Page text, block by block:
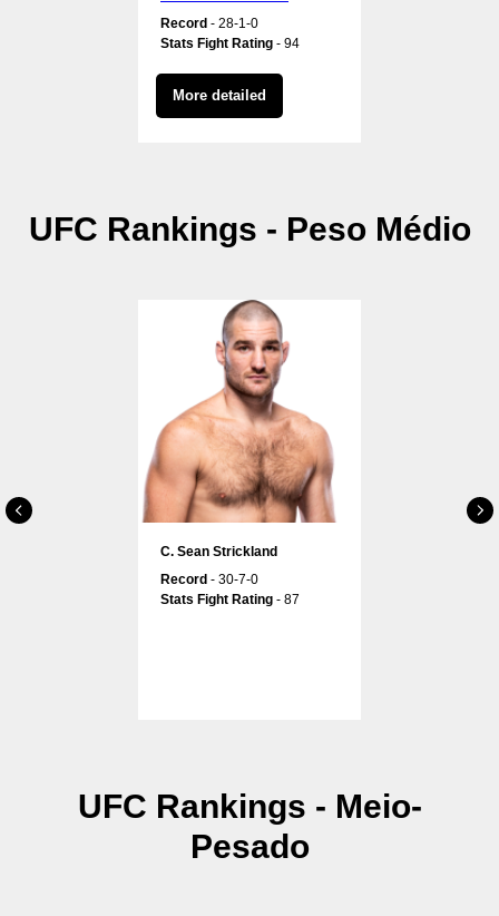
Record - 28-1-0
Stats Fight Rating - 94
More detailed
UFC Rankings - Peso Médio
С. Sean Strickland
Record - 30-7-0
Stats Fight Rating - 87
UFC Rankings - Meio-
Pesado